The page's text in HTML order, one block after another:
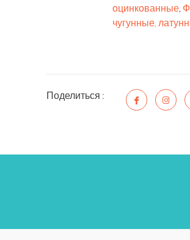
оцинкованные,
чугунные,
Поделиться :